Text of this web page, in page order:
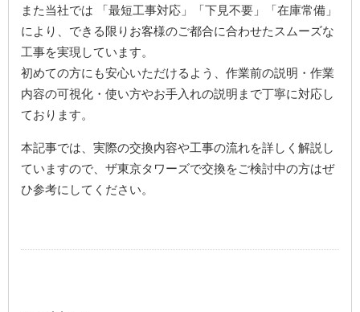
また当社では 「最短工事対応」「下見不要」「在庫常備」
により、できる限りお客様のご都合に合わせたスムーズな
工事を実現しています。
初めての方にも安心いただけるよう、作業前の説明・作業
内容の可視化・使い方やお手入れの説明まで丁寧に対応し
ております。
本記事では、実際の交換内容や工事の流れを詳しく解説し
ていますので、ザ東京タワーズで交換をご検討中の方はぜ
ひ参考にしてください。